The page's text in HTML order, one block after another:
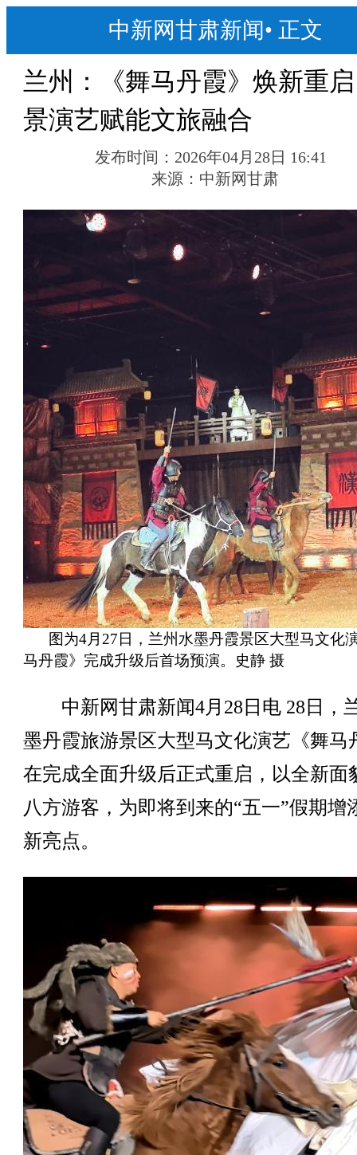
中新网甘肃新闻• 正文
兰州：《舞马丹霞》焕新重
景演艺赋能文旅融合
发布时间： 2026年04月28日 16:41
来源： 中新网甘肃
图为4月27日，兰州水墨丹霞景区大型马文化
马丹霞》完成升级后首场预演。史静 摄
中新网甘肃新闻4月28日电 28日，
墨丹霞旅游景区大型马文化演艺《舞马
在完成全面升级后正式重启，以全新面
八方游客，为即将到来的“五一”假期增
新亮点。